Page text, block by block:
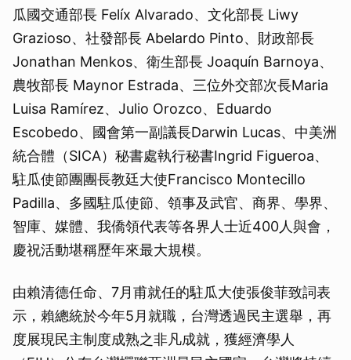
瓜國交通部長 Felíx Alvarado、文化部長 Liwy
Grazioso、社發部長 Abelardo Pinto、財政部長
Jonathan Menkos、衛生部長 Joaquín Barnoya、
農牧部長 Maynor Estrada、三位外交部次長Maria
Luisa Ramírez、Julio Orozco、Eduardo
Escobedo、國會第一副議長Darwin Lucas、中美洲
統合體（SICA）秘書處執行秘書Ingrid Figueroa、
駐瓜使節團團長教廷大使Francisco Montecillo
Padilla、多國駐瓜使節、領事及武官、商界、學界、
智庫、媒體、我僑領代表等各界人士近400人與會，
慶祝活動堪稱歷年來最大規模。
由賴清德任命、7月甫就任的駐瓜大使張俊菲致詞表
示，賴總統於今年5月就職，台灣透過民主選舉，再
度展現民主制度成熟之非凡成就，獲經濟學人